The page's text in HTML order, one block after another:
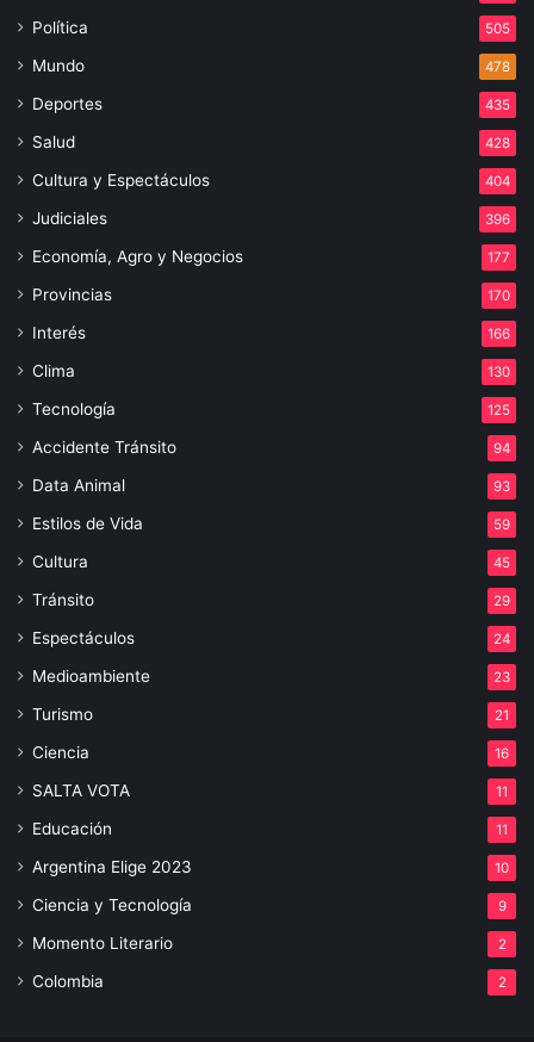
Política 505
Mundo 478
Deportes 435
Salud 428
Cultura y Espectáculos 404
Judiciales 396
Economía, Agro y Negocios 177
Provincias 170
Interés 166
Clima 130
Tecnología 125
Accidente Tránsito 94
Data Animal 93
Estilos de Vida 59
Cultura 45
Tránsito 29
Espectáculos 24
Medioambiente 23
Turismo 21
Ciencia 16
SALTA VOTA 11
Educación 11
Argentina Elige 2023 10
Ciencia y Tecnología 9
Momento Literario 2
Colombia 2